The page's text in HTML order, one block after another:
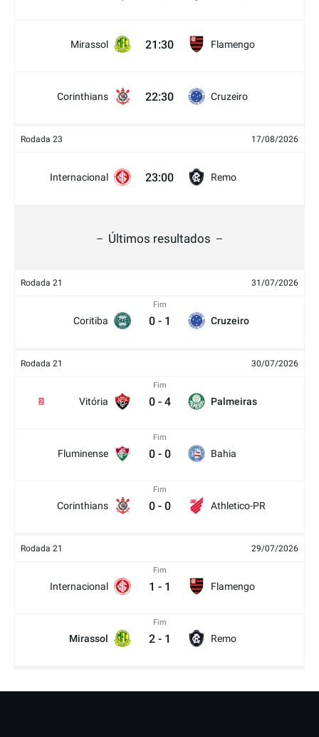
Mirassol 21:30 Flamengo
Corinthians 22:30 Cruzeiro
Rodada 23 17/08/2026
Internacional 23:00 Remo
Últimos resultados
Rodada 21 31/07/2026
Coritiba
Fim
0 - 1 Cruzeiro
Rodada 21 30/07/2026
Vitória
2
Fim
0 - 4 Palmeiras
Fluminense
Fim
0 - 0 Bahia
Corinthians
Fim
0 - 0 Athletico-PR
Rodada 21 29/07/2026
Internacional
Fim
1 - 1 Flamengo
Mirassol
Fim
2 - 1 Remo